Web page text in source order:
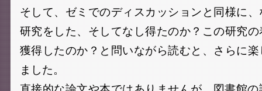
そして、ゼミでのディスカッションと同様に
研究をした、そしてなし得たのか？この研究
獲得したのか？と問いながら読むと、さらに
ました。
直接的な論文や本ではありませんが、図書館の